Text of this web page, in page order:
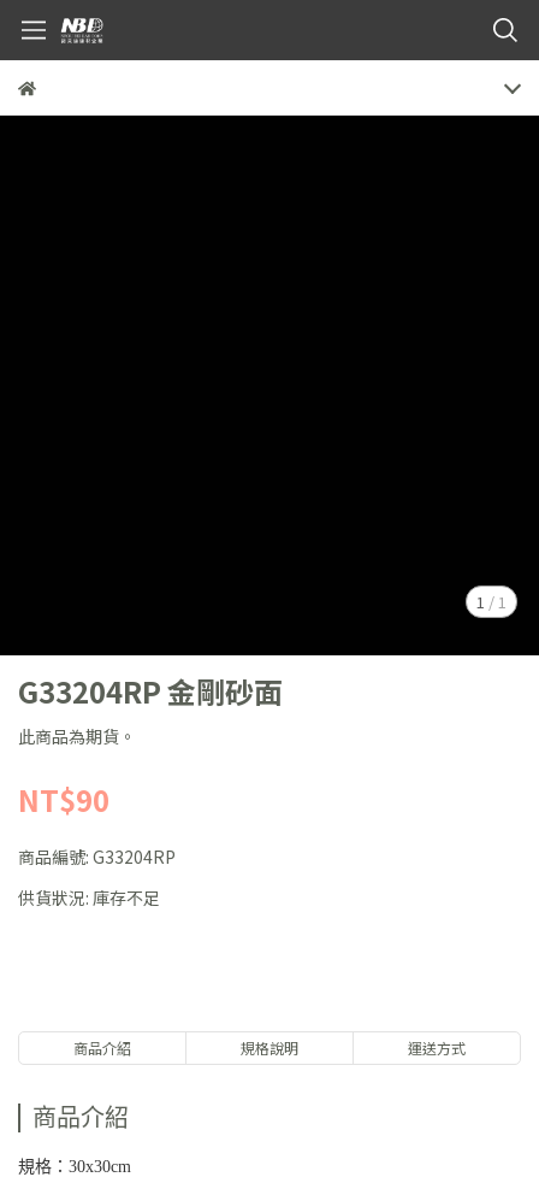
1 / 1
G33204RP 金剛砂面
此商品為期貨。
NT$90
商品編號: G33204RP
供貨狀況: 庫存不足
商品介紹 規格說明 運送方式
商品介紹
規格：30x30cm